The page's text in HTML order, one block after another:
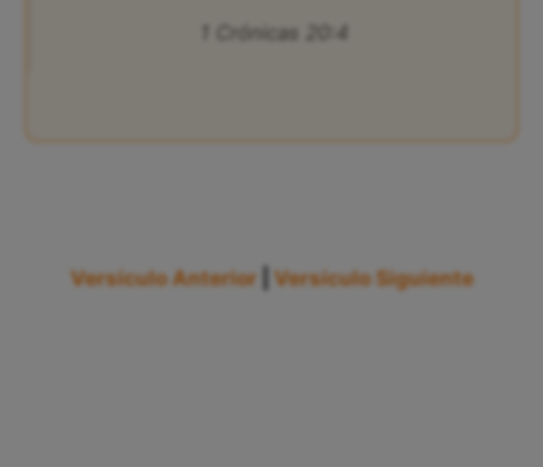
1 Crónicas 20:4
Versículo Anterior Versículo Siguiente